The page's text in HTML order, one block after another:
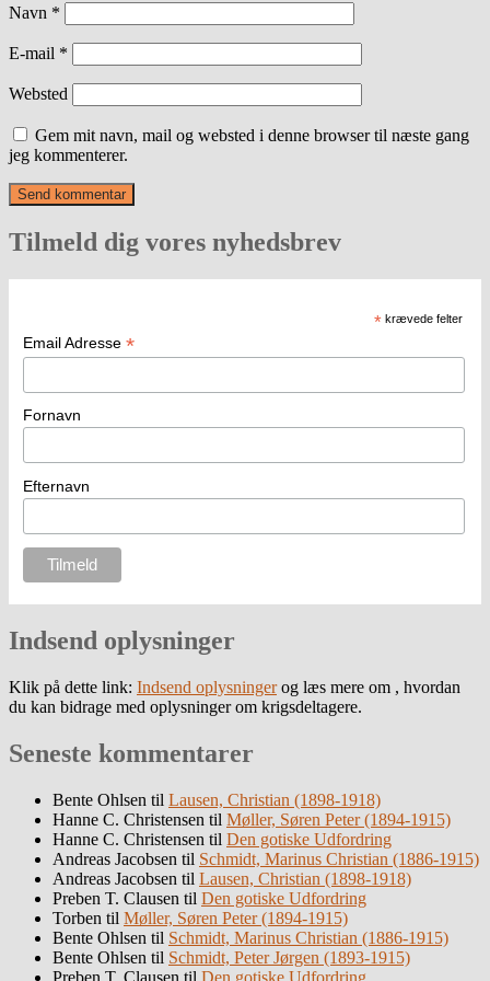
Navn *
E-mail *
Websted
Gem mit navn, mail og websted i denne browser til næste gang
jeg kommenterer.
Tilmeld dig vores nyhedsbrev
* krævede felter
Email Adresse *
Fornavn
Efternavn
Indsend oplysninger
Klik på dette link: Indsend oplysningerog læs mere om , hvordan
du kan bidrage med oplysninger om krigsdeltagere.
Seneste kommentarer
Bente Ohlsen til Lausen, Christian (1898-1918)
Hanne C. Christensen til Møller, Søren Peter (1894-1915)
Hanne C. Christensen til Den gotiske Udfordring
Andreas Jacobsen til Schmidt, Marinus Christian (1886-1915)
Andreas Jacobsen til Lausen, Christian (1898-1918)
Preben T. Clausen til Den gotiske Udfordring
Torben til Møller, Søren Peter (1894-1915)
Bente Ohlsen til Schmidt, Marinus Christian (1886-1915)
Bente Ohlsen til Schmidt, Peter Jørgen (1893-1915)
Preben T. Clausen til Den gotiske Udfordring